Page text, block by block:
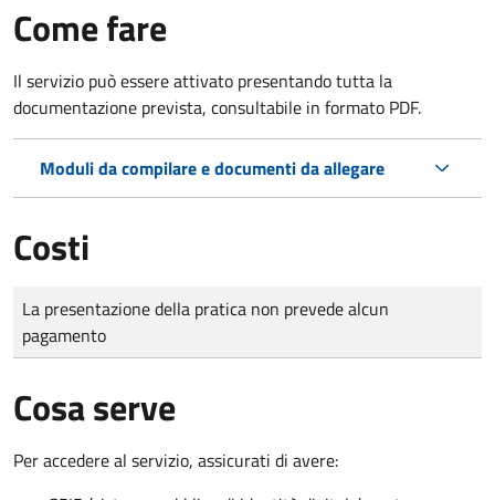
Come fare
Il servizio può essere attivato presentando tutta la
documentazione prevista, consultabile in formato PDF.
Moduli da compilare e documenti da allegare
Costi
Tipo di pagamento
Importo
La presentazione della pratica non prevede alcun
pagamento
Cosa serve
Per accedere al servizio, assicurati di avere: